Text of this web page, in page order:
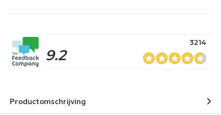
9.2
3214
Productomschrijving